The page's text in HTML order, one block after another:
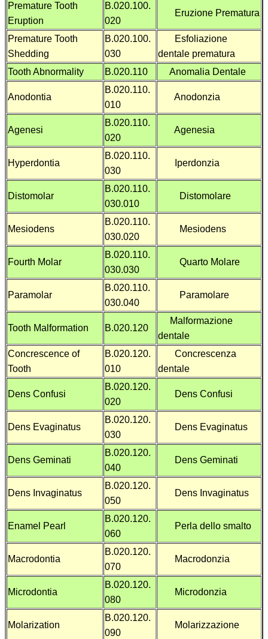
Premature Tooth
Eruption
B.020.100.
020
Eruzione Prematura
Premature Tooth
Shedding
B.020.100.
030
Esfoliazione
dentale prematura
Tooth Abnormality
B.020.110 Anomalia Dentale
Anodontia
B.020.110.
010
Anodonzia
Agenesi
B.020.110.
020
Agenesia
Hyperdontia
B.020.110.
030
Iperdonzia
Distomolar
B.020.110.
030.010
Distomolare
Mesiodens
B.020.110.
030.020
Mesiodens
Fourth Molar
B.020.110.
030.030
Quarto Molare
Paramolar
B.020.110.
030.040
Paramolare
Tooth Malformation B.020.120
Malformazione
dentale
Concrescence of
Tooth
B.020.120.
010
Concrescenza
dentale
Dens Confusi
B.020.120.
020
Dens Confusi
Dens Evaginatus
B.020.120.
030
Dens Evaginatus
Dens Geminati
B.020.120.
040
Dens Geminati
Dens Invaginatus
B.020.120.
050
Dens Invaginatus
Enamel Pearl
B.020.120.
060
Perla dello smalto
Macrodontia
B.020.120.
070
Macrodonzia
Microdontia
B.020.120.
080
Microdonzia
Molarization
B.020.120.
090
Molarizzazione